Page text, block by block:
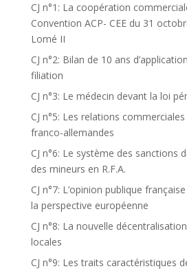
CJ n°1: La coopération
Convention ACP- CEE du 31
Lomé II
CJ n°2: Bilan de 10 ans
filiation
CJ n°3: Le médecin devant la loi
CJ n°5: Les relations
franco-allemandes
CJ n°6: Le système des sanctions
des mineurs en R.F.A.
CJ n°7: L’opinion publique
la perspective européenne
CJ n°8: La nouvelle
locales
CJ n°9: Les traits caractéristiques